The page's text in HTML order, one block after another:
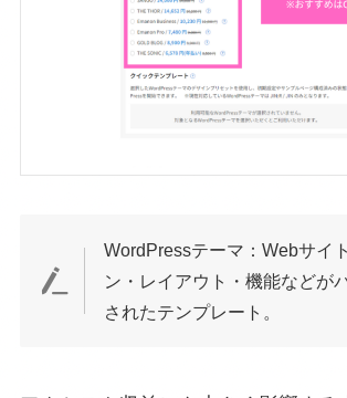
WordPressテーマ：Webサイ
ン・レイアウト・機能などが
されたテンプレート。